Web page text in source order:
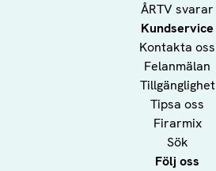
ÅRTV svarar
Kundservice
Kontakta oss
Felanmälan
Tillgänglighet
Tipsa oss
Firarmix
Sök
Följ oss